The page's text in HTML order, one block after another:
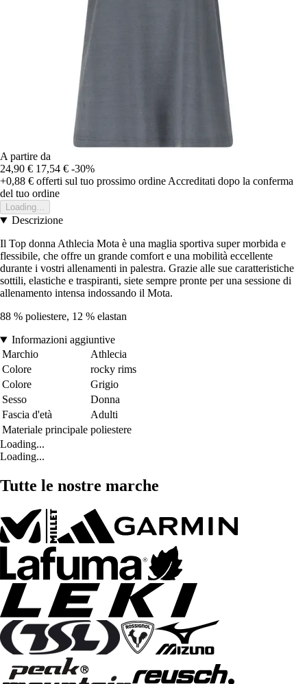
A partire da
24,90 € 17,54 € -30%
+0,88 € offerti sul tuo prossimo ordine Accreditati dopo la conferma
del tuo ordine
Loading...
Descrizione
Il Top donna Athlecia Mota è una maglia sportiva super morbida e
flessibile, che offre un grande comfort e una mobilità eccellente
durante i vostri allenamenti in palestra. Grazie alle sue caratteristiche
sottili, elastiche e traspiranti, siete sempre pronte per una sessione di
allenamento intensa indossando il Mota.
88 % poliestere, 12 % elastan
Informazioni aggiuntive
Marchio
Athlecia
Colore
rocky rims
Colore
Grigio
Sesso
Donna
Fascia d'età
Adulti
Materiale principale poliestere
Loading...
Loading...
Tutte le nostre marche